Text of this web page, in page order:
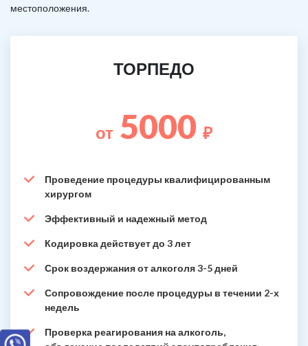
местоположения.
ТОРПЕДО
от 5000 ₽
Проведение процедуры квалифицированным
хирургом
Эффективный и надежный метод
Кодировка действует до 3 лет
Срок воздержания от алкоголя 3-5 дней
Сопровождение после процедуры в течении 2-х
недель
Проверка реагирования на алкоголь,